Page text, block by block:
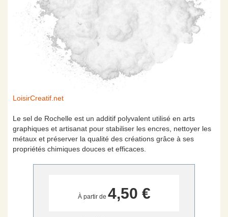
LoisirCreatif.net
Le sel de Rochelle est un additif polyvalent utilisé en arts
graphiques et artisanat pour stabiliser les encres, nettoyer les
métaux et préserver la qualité des créations grâce à ses
propriétés chimiques douces et efficaces.
À partir de 4,50 €
Skip
the
beginning
of
the